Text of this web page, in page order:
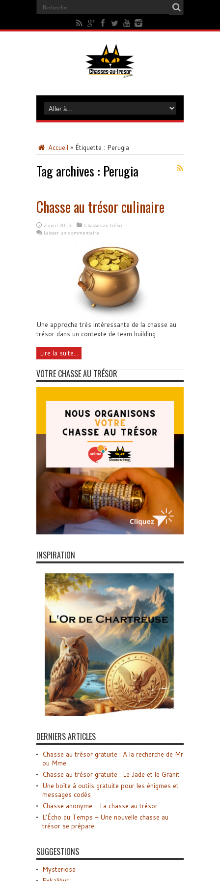
Accueil » Étiquette : Perugia
Tag archives : Perugia
Chasse au trésor culinaire
2 avril 2015
Chasses au trésor
Laisser un commentaire
Une approche très intéressante de la chasse au
trésor dans un contexte de team building
Lire la suite...
VOTRE CHASSE AU TRÉSOR
INSPIRATION
DERNIERS ARTICLES
Chasse au trésor gratuite : A la recherche de Mr
ou Mme
Chasse au trésor gratuite : Le Jade et le Granit
Une boîte à outils gratuite pour les énigmes et
messages codés
Chasse anonyme – La chasse au trésor
L’Écho du Temps – Une nouvelle chasse au
trésor se prépare
SUGGESTIONS
Mysteriosa